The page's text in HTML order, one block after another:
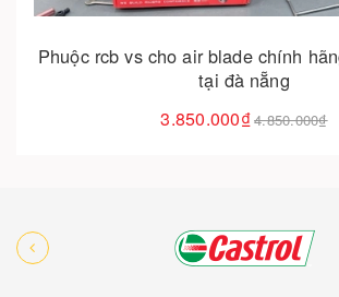
Phuộc rcb vs cho air blade chính
tại đà nẵng
3.850.000₫4.850.000₫